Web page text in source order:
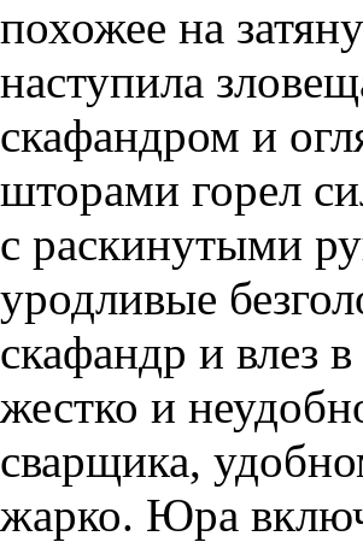
похожее на
наступила
скафандром и
шторами горел
с раскинутыми
уродливые
скафандр и влез
жестко и
сварщика,
жарко. Юра